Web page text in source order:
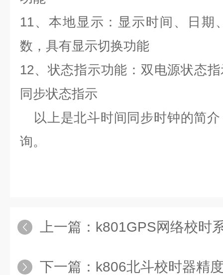
11、本地显示：显示时间、日期
数，具有显示切换功能
12、状态指示功能：双电源状态
同步状态指示
以上是北斗时间同步时钟的简
询。
上一篇： k801GPS网络校时
下一篇： k806北斗校时器精